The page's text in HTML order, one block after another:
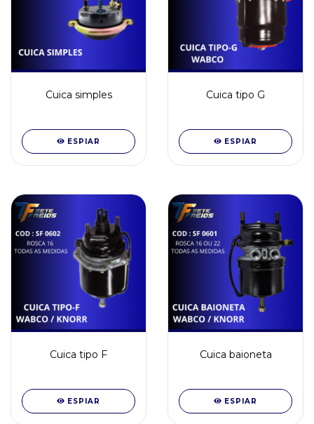
Cuica simples
ESPIAR
Cuica tipo G
ESPIAR
Cuica tipo F
ESPIAR
Cuica baioneta
ESPIAR